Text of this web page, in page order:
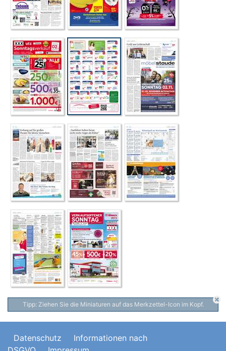
Tipp: Ziehen Sie die Miniaturen auf das Merkzettel-Icon im Kopf.
Datenschutz
Informationen nach